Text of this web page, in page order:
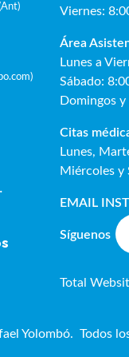
)
Viernes:
Área
Lunes a
Sábado:
Domingos
Citas
Lunes,
Miércoles y
EMAIL
Síguenos
Total
Yolombó. Todos